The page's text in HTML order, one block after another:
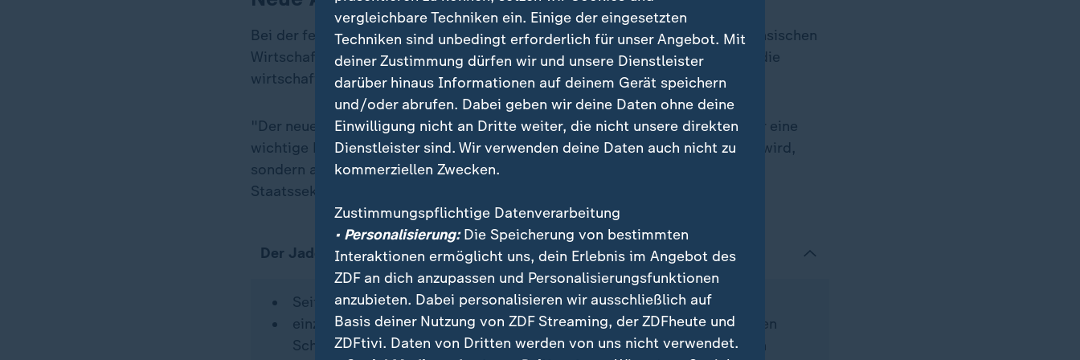
Bei der feierlichen Eröffnung in Wilhelmshaven kommen aus dem niedersächsischen
Wirtschaftsministerium viele lobende Worte verbunden mit Hoffnungen für die
wirtschaftliche Zukunft der Region.
"Der neue CEX-Dienst zwischen Wilhelmshaven und China ist damit nicht nur eine
wichtige Brücke, die zu mehr Sichtbarkeit bei den Kunden in Fernost führen wird,
sondern auch ein Signal für weiteres Wachstum am JadeWeserPort", sagt
Staatssekretär Frank Doods (
Der JadeWeserPort
Seit 21. September 2012 in Betrieb
einziger Container-Tiefwasser-Hafen in Deutschland, d.h. ein Hafen, den
Schiffe unabhängig von Beladung, Tiefgang und Wasserstand anlaufen
vergleichbare Techniken ein. Einige der eingesetzten
Techniken sind unbedingt erforderlich für unser Angebot. Mit
deiner Zustimmung dürfen wir und unsere Dienstleister
darüber hinaus Informationen auf deinem Gerät speichern
und/oder abrufen. Dabei geben wir deine Daten ohne deine
Einwilligung nicht an Dritte weiter, die nicht unsere direkten
Dienstleister sind. Wir verwenden deine Daten auch nicht zu
kommerziellen Zwecken.
Zustimmungspflichtige Datenverarbeitung
• Personalisierung:Die Speicherung von bestimmten
Interaktionen ermöglicht uns, dein Erlebnis im Angebot des
ZDF an dich anzupassen und Personalisierungsfunktionen
anzubieten. Dabei personalisieren wir ausschließlich auf
Basis deiner Nutzung von ZDF Streaming, der ZDFheute und
ZDFtivi. Daten von Dritten werden von uns nicht verwendet.